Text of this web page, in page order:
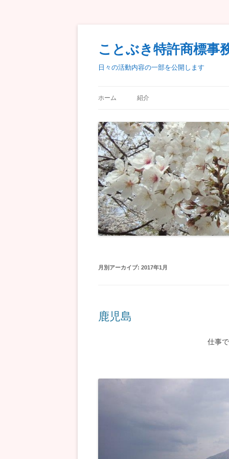
ことぶき特許商標
日々の活動内容の一部を公開します
ホーム 紹介
月別アーカイブ: 2017年1月
鹿児島
仕事